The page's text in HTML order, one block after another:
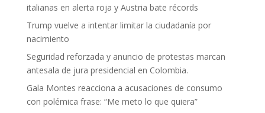
italianas en alerta roja y Austria bate récords
Trump vuelve a intentar limitar la ciudadanía por
nacimiento
Seguridad reforzada y anuncio de protestas marcan
antesala de jura presidencial en Colombia.
Gala Montes reacciona a acusaciones de consumo
con polémica frase: “Me meto lo que quiera”